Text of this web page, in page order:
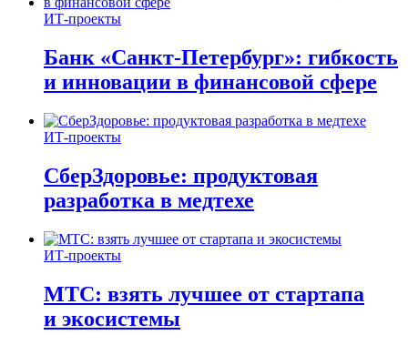
ИТ-проекты
Банк «Санкт-Петербург»: гибкость
и инновации в финансовой сфере
ИТ-проекты
СберЗдоровье: продуктовая
разработка в медтехе
ИТ-проекты
МТС: взять лучшее от стартапа
и экосистемы